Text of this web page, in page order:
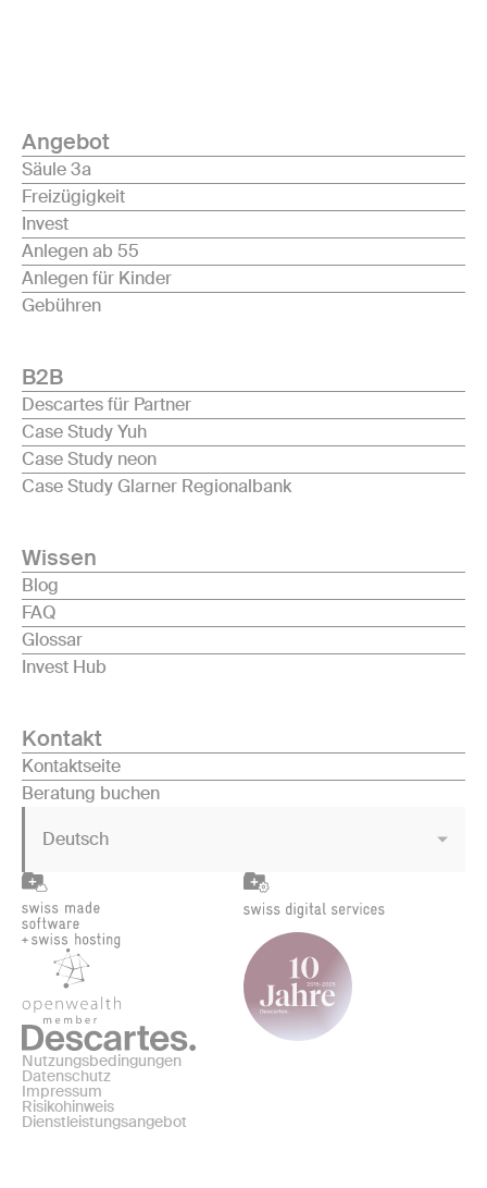
Angebot
Säule 3a
Freizügigkeit
Invest
Anlegen ab 55
Anlegen für Kinder
Gebühren
B2B
Descartes für Partner
Case Study Yuh
Case Study neon
Case Study Glarner Regionalbank
Wissen
Blog
FAQ
Glossar
Invest Hub
Kontakt
Kontaktseite
Beratung buchen
Deutsch
Nutzungsbedingungen
Datenschutz
Impressum
Risikohinweis
Dienstleistungsangebot